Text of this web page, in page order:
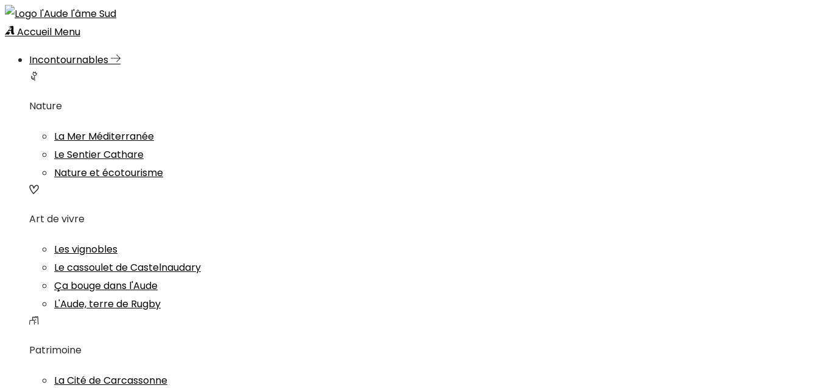
Accueil Menu
Incontournables
Nature
La Mer Méditerranée
Le Sentier Cathare
Nature et écotourisme
Art de vivre
Les vignobles
Le cassoulet de Castelnaudary
Ça bouge dans l'Aude
L'Aude, terre de Rugby
Patrimoine
La Cité de Carcassonne